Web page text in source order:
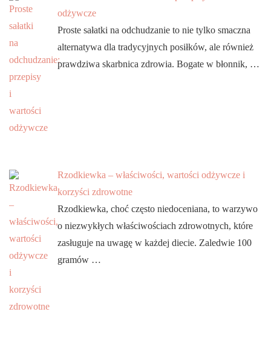
odżywcze
Proste sałatki na odchudzanie to nie tylko smaczna
alternatywa dla tradycyjnych posiłków, ale również
prawdziwa skarbnica zdrowia. Bogate w błonnik, …
Rzodkiewka – właściwości, wartości odżywcze i
korzyści zdrowotne
Rzodkiewka, choć często niedoceniana, to warzywo
o niezwykłych właściwościach zdrowotnych, które
zasługuje na uwagę w każdej diecie. Zaledwie 100
gramów …